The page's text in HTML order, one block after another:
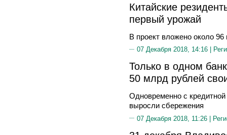
Китайские
первый урожай
В проект вложено около
07 Декабря 2018, 14:16 |
Только в одном
50 млрд рублей
Одновременно с
выросли сбережения
07 Декабря 2018, 11:26 |